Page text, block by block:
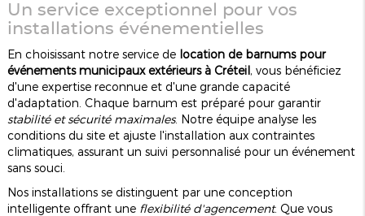
Un service exceptionnel pour vos
installations événementielles
En choisissant notre service de location de barnums pour
événements municipaux extérieurs à Créteil, vous bénéficiez
d'une expertise reconnue et d'une grande capacité
d'adaptation. Chaque barnum est préparé pour garantir
stabilité et sécurité maximales. Notre équipe analyse les
conditions du site et ajuste l'installation aux contraintes
climatiques, assurant un suivi personnalisé pour un événement
sans souci.
Nos installations se distinguent par une conception
intelligente offrant une flexibilité d'agencement. Que vous